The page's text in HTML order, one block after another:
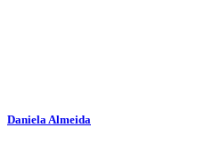
Daniela Almeida